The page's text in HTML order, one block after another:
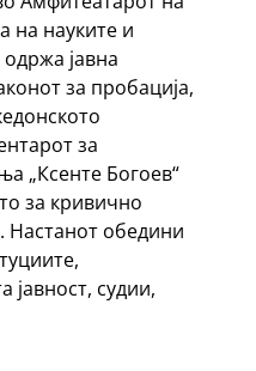
на науките и
јавна
за пробација,
за
„Ксенте Богоев“
за кривично
Настанот обедини
јавност, судии,